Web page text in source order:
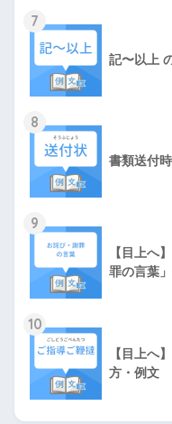
7
記〜以上
8
書類送付
9
【目上へ
罪の言葉
10
【目上へ
方・例文